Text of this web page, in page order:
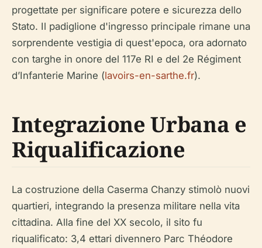
progettate per significare potere e sicurezza dello
Stato. Il padiglione d'ingresso principale rimane una
sorprendente vestigia di quest'epoca, ora adornato
con targhe in onore del 117e RI e del 2e Régiment
d’Infanterie Marine (lavoirs-en-sarthe.fr).
Integrazione Urbana e
Riqualificazione
La costruzione della Caserma Chanzy stimolò nuovi
quartieri, integrando la presenza militare nella vita
cittadina. Alla fine del XX secolo, il sito fu
riqualificato: 3,4 ettari divennero Parc Théodore